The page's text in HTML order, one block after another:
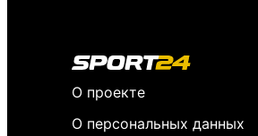
О проекте
О персональных данных